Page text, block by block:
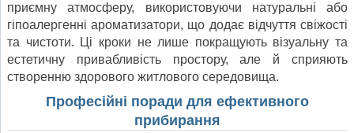
приємну атмосферу, використовуючи натуральні або
гіпоалергенні ароматизатори, що додає відчуття свіжості
та чистоти. Ці кроки не лише покращують візуальну та
естетичну привабливість простору, але й сприяють
створенню здорового житлового середовища.
Професійні поради для ефективного
прибирання